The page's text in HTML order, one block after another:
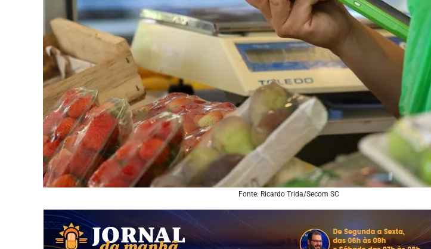
Fonte: Ricardo Trida/Secom SC